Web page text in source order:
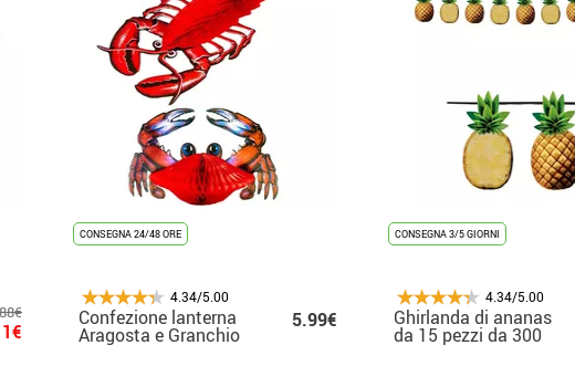
CONSEGNA 24/48 ORE
4.34/5.00
Confezione lanterna
Aragosta e Granchio
a forma di nido d'ape
5.99€
CONSEGNA 3/5 GIORNI
4.34/5.00
Ghirlanda di ananas
da 15 pezzi da 300